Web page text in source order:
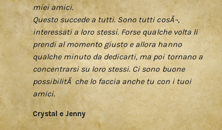
miei amici.
Questo succede a tutti. Sono tutti cosÃ¬,
interessati a loro stessi. Forse qualche volta li
prendi al momento giusto e allora hanno
qualche minuto da dedicarti, ma poi tornano a
concentrarsi su loro stessi. Ci sono buone
possibilitÃ che lo faccia anche tu con i tuoi
amici.
Crystal e Jenny